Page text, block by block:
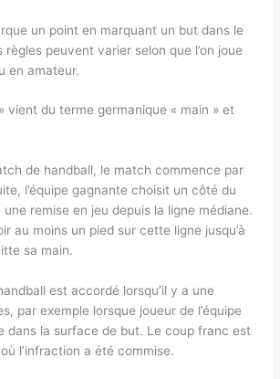
un point en marquant un but dans le
peuvent varier selon que l’on joue
en amateur.
vient du terme germanique « main » et
de handball, le match commence par
l’équipe gagnante choisit un côté du
remise en jeu depuis la ligne médiane.
au moins un pied sur cette ligne jusqu’à
sa main.
est accordé lorsqu’il y a une
par exemple lorsque joueur de l’équipe
dans la surface de but. Le coup franc est
l’infraction a été commise.